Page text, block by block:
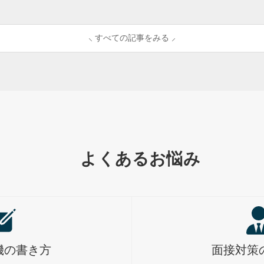
⸜ すべての記事をみる ⸝
よくあるお悩み
の書き方 面接対策